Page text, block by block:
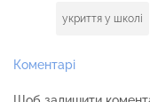
укриття у школі
Коментарі